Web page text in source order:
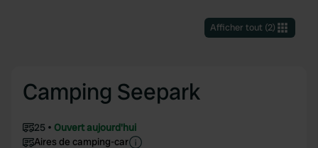
Afficher tout(2)
Camping Seepark
25
Ouvert aujourd'hui
Aires de camping-car